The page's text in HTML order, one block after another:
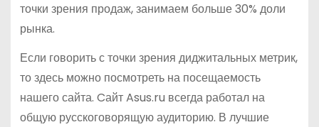
точки зрения продаж, занимаем больше 30% доли
рынка.
Если говорить с точки зрения диджитальных метрик,
то здесь можно посмотреть на посещаемость
нашего сайта. Cайт Asus.ru всегда работал на
общую русскоговорящую аудиторию. В лучшие